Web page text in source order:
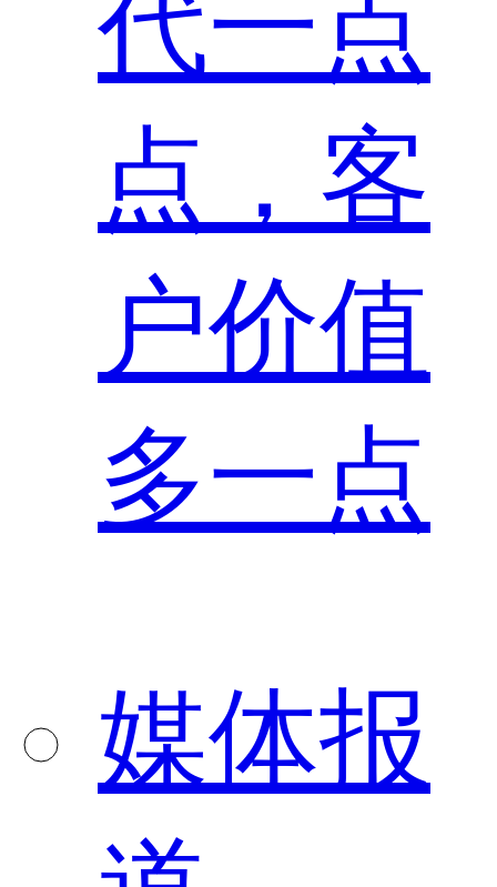
代一点
点，客
户价值
多一点
媒体报